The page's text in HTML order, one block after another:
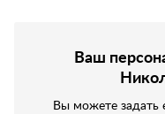
Ваш
Вы можете задать